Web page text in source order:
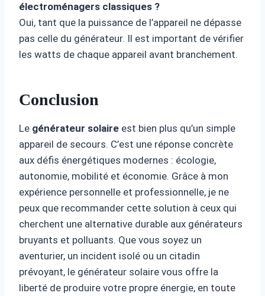
électroménagers classiques ?
Oui, tant que la puissance de l’appareil ne dépasse
pas celle du générateur. Il est important de vérifier
les watts de chaque appareil avant branchement.
Conclusion
Le générateur solaire est bien plus qu’un simple
appareil de secours. C’est une réponse concrète
aux défis énergétiques modernes : écologie,
autonomie, mobilité et économie. Grâce à mon
expérience personnelle et professionnelle, je ne
peux que recommander cette solution à ceux qui
cherchent une alternative durable aux générateurs
bruyants et polluants. Que vous soyez un
aventurier, un incident isolé ou un citadin
prévoyant, le générateur solaire vous offre la
liberté de produire votre propre énergie, en toute